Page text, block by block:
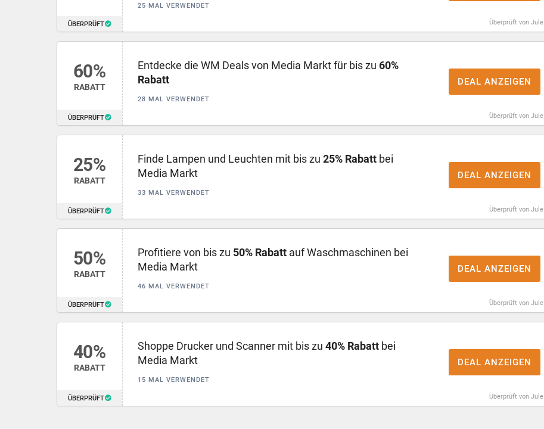
ÜBERPRÜFT
25 MAL VERWENDET
Überprüft von Jule
60%
RABATT
ÜBERPRÜFT
Entdecke die WM Deals von Media Markt für bis zu 60%
Rabatt
28 MAL VERWENDET
Überprüft von Jule
DEAL ANZEIGEN
25%
RABATT
ÜBERPRÜFT
Finde Lampen und Leuchten mit bis zu 25% Rabattbei
Media Markt
33 MAL VERWENDET
Überprüft von Jule
DEAL ANZEIGEN
50%
RABATT
ÜBERPRÜFT
Profitiere von bis zu 50% Rabattauf Waschmaschinen bei
Media Markt
46 MAL VERWENDET
Überprüft von Jule
DEAL ANZEIGEN
40%
RABATT
ÜBERPRÜFT
Shoppe Drucker und Scanner mit bis zu 40% Rabattbei
Media Markt
15 MAL VERWENDET
Überprüft von Jule
DEAL ANZEIGEN